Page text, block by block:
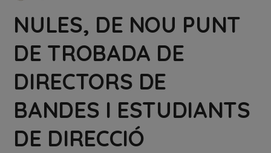
NULES, DE NOU PUNT
DE TROBADA DE
DIRECTORS DE
BANDES I ESTUDIANTS
DE DIRECCIÓ